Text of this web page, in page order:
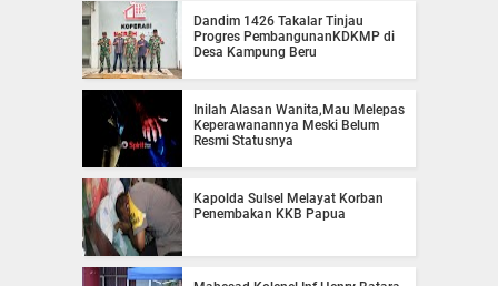
Dandim 1426 Takalar Tinjau
Progres PembangunanKDKMP di
Desa Kampung Beru
Inilah Alasan Wanita,Mau Melepas
Keperawanannya Meski Belum
Resmi Statusnya
Kapolda Sulsel Melayat Korban
Penembakan KKB Papua